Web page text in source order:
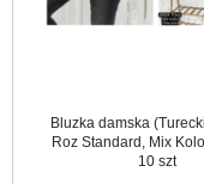
Bluzka damska
Roz Standard, Mix
10 szt